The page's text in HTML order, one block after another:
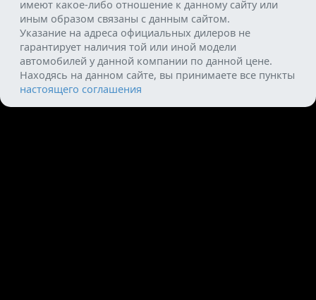
имеют какое-либо отношение к данному сайту или
иным образом связаны с данным сайтом.
Указание на адреса официальных дилеров не
гарантирует наличия той или иной модели
автомобилей у данной компании по данной цене.
Находясь на данном сайте, вы принимаете все пункты
настоящего соглашения